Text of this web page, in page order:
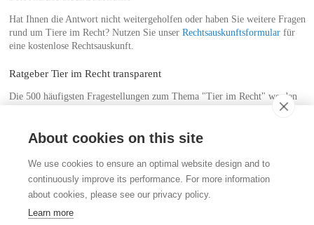
Hat Ihnen die Antwort nicht weitergeholfen oder haben Sie weitere Fragen
rund um Tiere im Recht? Nutzen Sie unser Rechtsauskunftsformularfür
eine kostenlose Rechtsauskunft.
Ratgeber Tier im Recht transparent
Die 500 häufigsten Fragestellungen zum Thema "Tier im Recht" werden
Stiftung für das Tier im Recht (TIR)
Rigistrasse 9
CH - 8006 Zürich
info@tierimrecht.org
About cookies on this site
We use cookies to ensure an optimal website design and to
continuously improve its performance. For more information
about cookies, please see our privacy policy.
Learn more